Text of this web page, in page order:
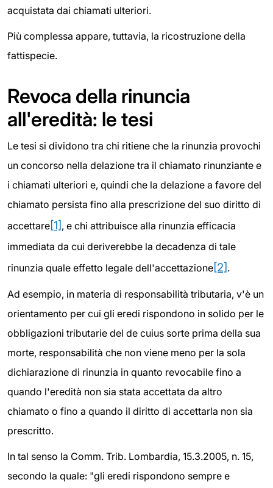
acquistata dai chiamati ulteriori.
Più complessa appare, tuttavia, la ricostruzione della
fattispecie.
Revoca della rinuncia
all'eredità: le tesi
Le tesi si dividono tra chi ritiene che la rinunzia provochi
un concorso nella delazione tra il chiamato rinunziante e
i chiamati ulteriori e, quindi che la delazione a favore del
chiamato persista fino alla prescrizione del suo diritto di
accettare[1] , e chi attribuisce alla rinunzia efficacia
immediata da cui deriverebbe la decadenza di tale
rinunzia quale effetto legale dell'accettazione[2] .
Ad esempio, in materia di responsabilità tributaria, v'è un
orientamento per cui gli eredi rispondono in solido per le
obbligazioni tributarie del de cuius sorte prima della sua
morte, responsabilità che non viene meno per la sola
dichiarazione di rinunzia in quanto revocabile fino a
quando l'eredità non sia stata accettata da altro
chiamato o fino a quando il diritto di accettarla non sia
prescritto.
In tal senso la Comm. Trib. Lombardia, 15.3.2005, n. 15,
secondo la quale: "gli eredi rispondono sempre e